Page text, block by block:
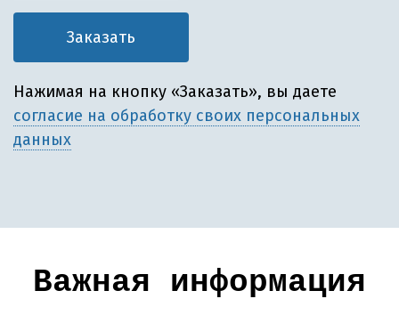
Нажимая на кнопку «Заказать», вы даете
согласие на обработку своих персональных
данных
Важная информация